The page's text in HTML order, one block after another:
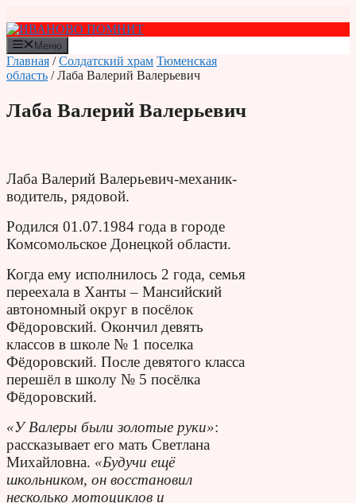
к
содержимому
Меню
Главная /Солдатский храм Тюменская
область / Лаба Валерий Валерьевич
Лаба Валерий Валерьевич
Лаба Валерий Валерьевич-механик-
водитель, рядовой.
Родился 01.07.1984 года в городе
Комсомольское Донецкой области.
Когда ему исполнилось 2 года, семья
переехала в Ханты – Мансийский
автономный округ в посёлок
Фёдоровский. Окончил девять
классов в школе № 1 поселка
Фёдоровский. После девятого класса
перешёл в школу № 5 посёлка
Фёдоровский.
«У Валеры были золотые руки»:
рассказывает его мать Светлана
Михайловна. «Будучи ещё
школьником, он восстановил
несколько мотоциклов и